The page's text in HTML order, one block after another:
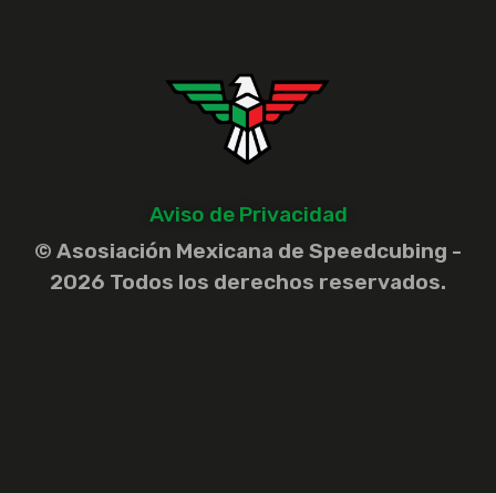
Aviso de Privacidad
© Asosiación Mexicana de Speedcubing -
2026 Todos los derechos reservados.